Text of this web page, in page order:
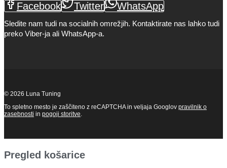
Facebook Twitter WhatsApp
Sledite nam tudi na socialnih omrežjih. Kontaktirate nas lahko tudi
preko Viber-ja ali WhatsApp-a.
© 2026 Luna Tuning
To spletno mesto je zaščiteno z reCAPTCHA in veljaja Googlov pravilnik o
zasebnosti in pogoji storitve.
Pregled košarice